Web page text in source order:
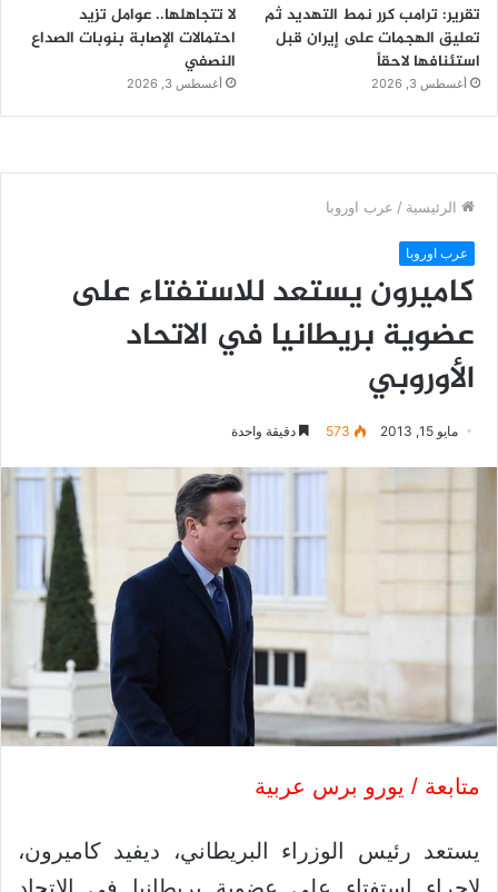
تقرير: ترامب كرر نمط التهديد ثم
تعليق الهجمات على إيران قبل
استئنافها لاحقاً
أغسطس 3, 2026
لا تتجاهلها.. عوامل تزيد
احتمالات الإصابة بنوبات الصداع
النصفي
أغسطس 3, 2026